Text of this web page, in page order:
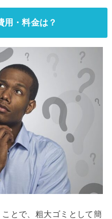
用・料金は？
とで、粗大ゴミとして簡